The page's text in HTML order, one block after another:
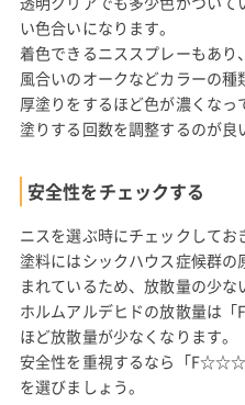
い色合いになります。
着色できるニススプレーもあ
風合いのオークなどカラーの種
厚塗りをするほど色が濃くな
塗りする回数を調整するのが良
安全性をチェックする
ニスを選ぶ時にチェックしてお
塗料にはシックハウス症候群
まれているため、放散量の少な
ホルムアルデヒドの放散量は
ほど放散量が少なくなります。
安全性を重視するなら「
を選びましょう。